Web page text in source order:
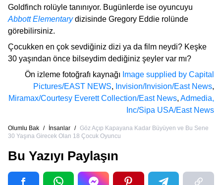
Goldfinch rolüyle tanınıyor. Bugünlerde ise oyuncuyu
Abbott Elementarydizisinde Gregory Eddie rolünde
görebilirsiniz.
Çocukken en çok sevdiğiniz dizi ya da film neydi? Keşke
30 yaşından önce bilseydim dediğiniz şeyler var mı?
Ön izleme fotoğrafı kaynağı Image supplied by Capital
Pictures/EAST NEWS, Invision/Invision/East News,
Miramax/Courtesy Everett Collection/East News, Admedia,
Inc/Sipa USA/East News
Olumlu Bak / İnsanlar / Göz Açıp Kapayana Kadar Büyüyen ve Bu Sene
30 Yaşına Girecek Olan 18 Çocuk Oyuncu
Bu Yazıyı Paylaşın